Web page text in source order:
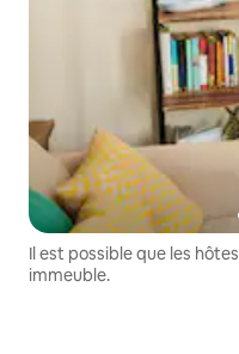
Il est possible que les
immeuble.